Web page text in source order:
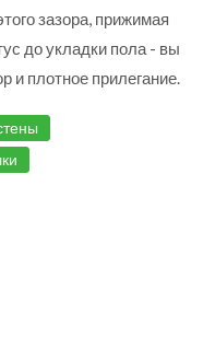
зазора, прижимая
до укладки пола - вы
и плотное прилегание.